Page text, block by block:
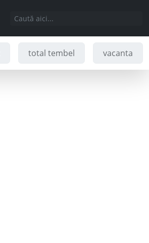
total tembel vacanta